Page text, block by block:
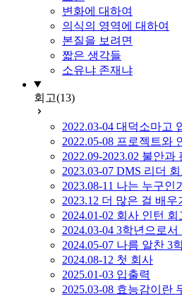
변화에 대하여
의식의 영역에 대하여
본질을 보려면
짧은 생각들
소유냐 존재냐
회고(13)
2022.03-04 대덕소마고
2022.05-08 프로젝트와
2022.09-2023.02 불안과
2023.03-07 DMS 리더 회
2023.08-11 나는 누구인
2023.12 더 많은 걸 배우
2024.01-02 회사 인턴 회
2024.03-04 3학년으로서
2024.05-07 나름 알찬 3
2024.08-12 첫 회사
2025.01-03 입출력
2025.03-08 효능감이란